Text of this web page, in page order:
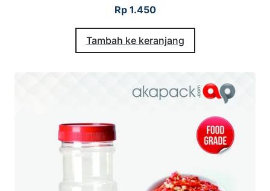
Rp1.450
Tambah ke keranjang